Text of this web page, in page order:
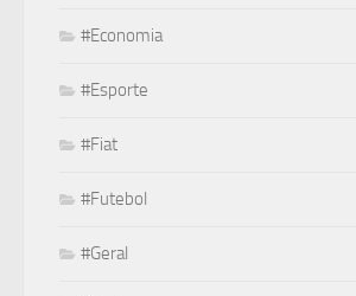
#Economia
#Esporte
#Fiat
#Futebol
#Geral